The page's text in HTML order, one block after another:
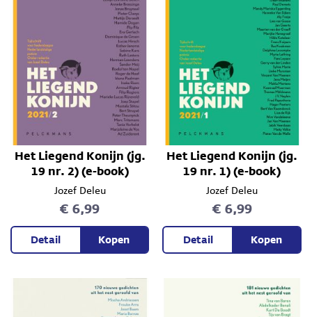
Het Liegend Konijn (jg.
19 nr. 2) (e-book)
Jozef Deleu
€ 6,99
Detail Kopen
Het Liegend Konijn (jg.
19 nr. 1) (e-book)
Jozef Deleu
€ 6,99
Detail Kopen